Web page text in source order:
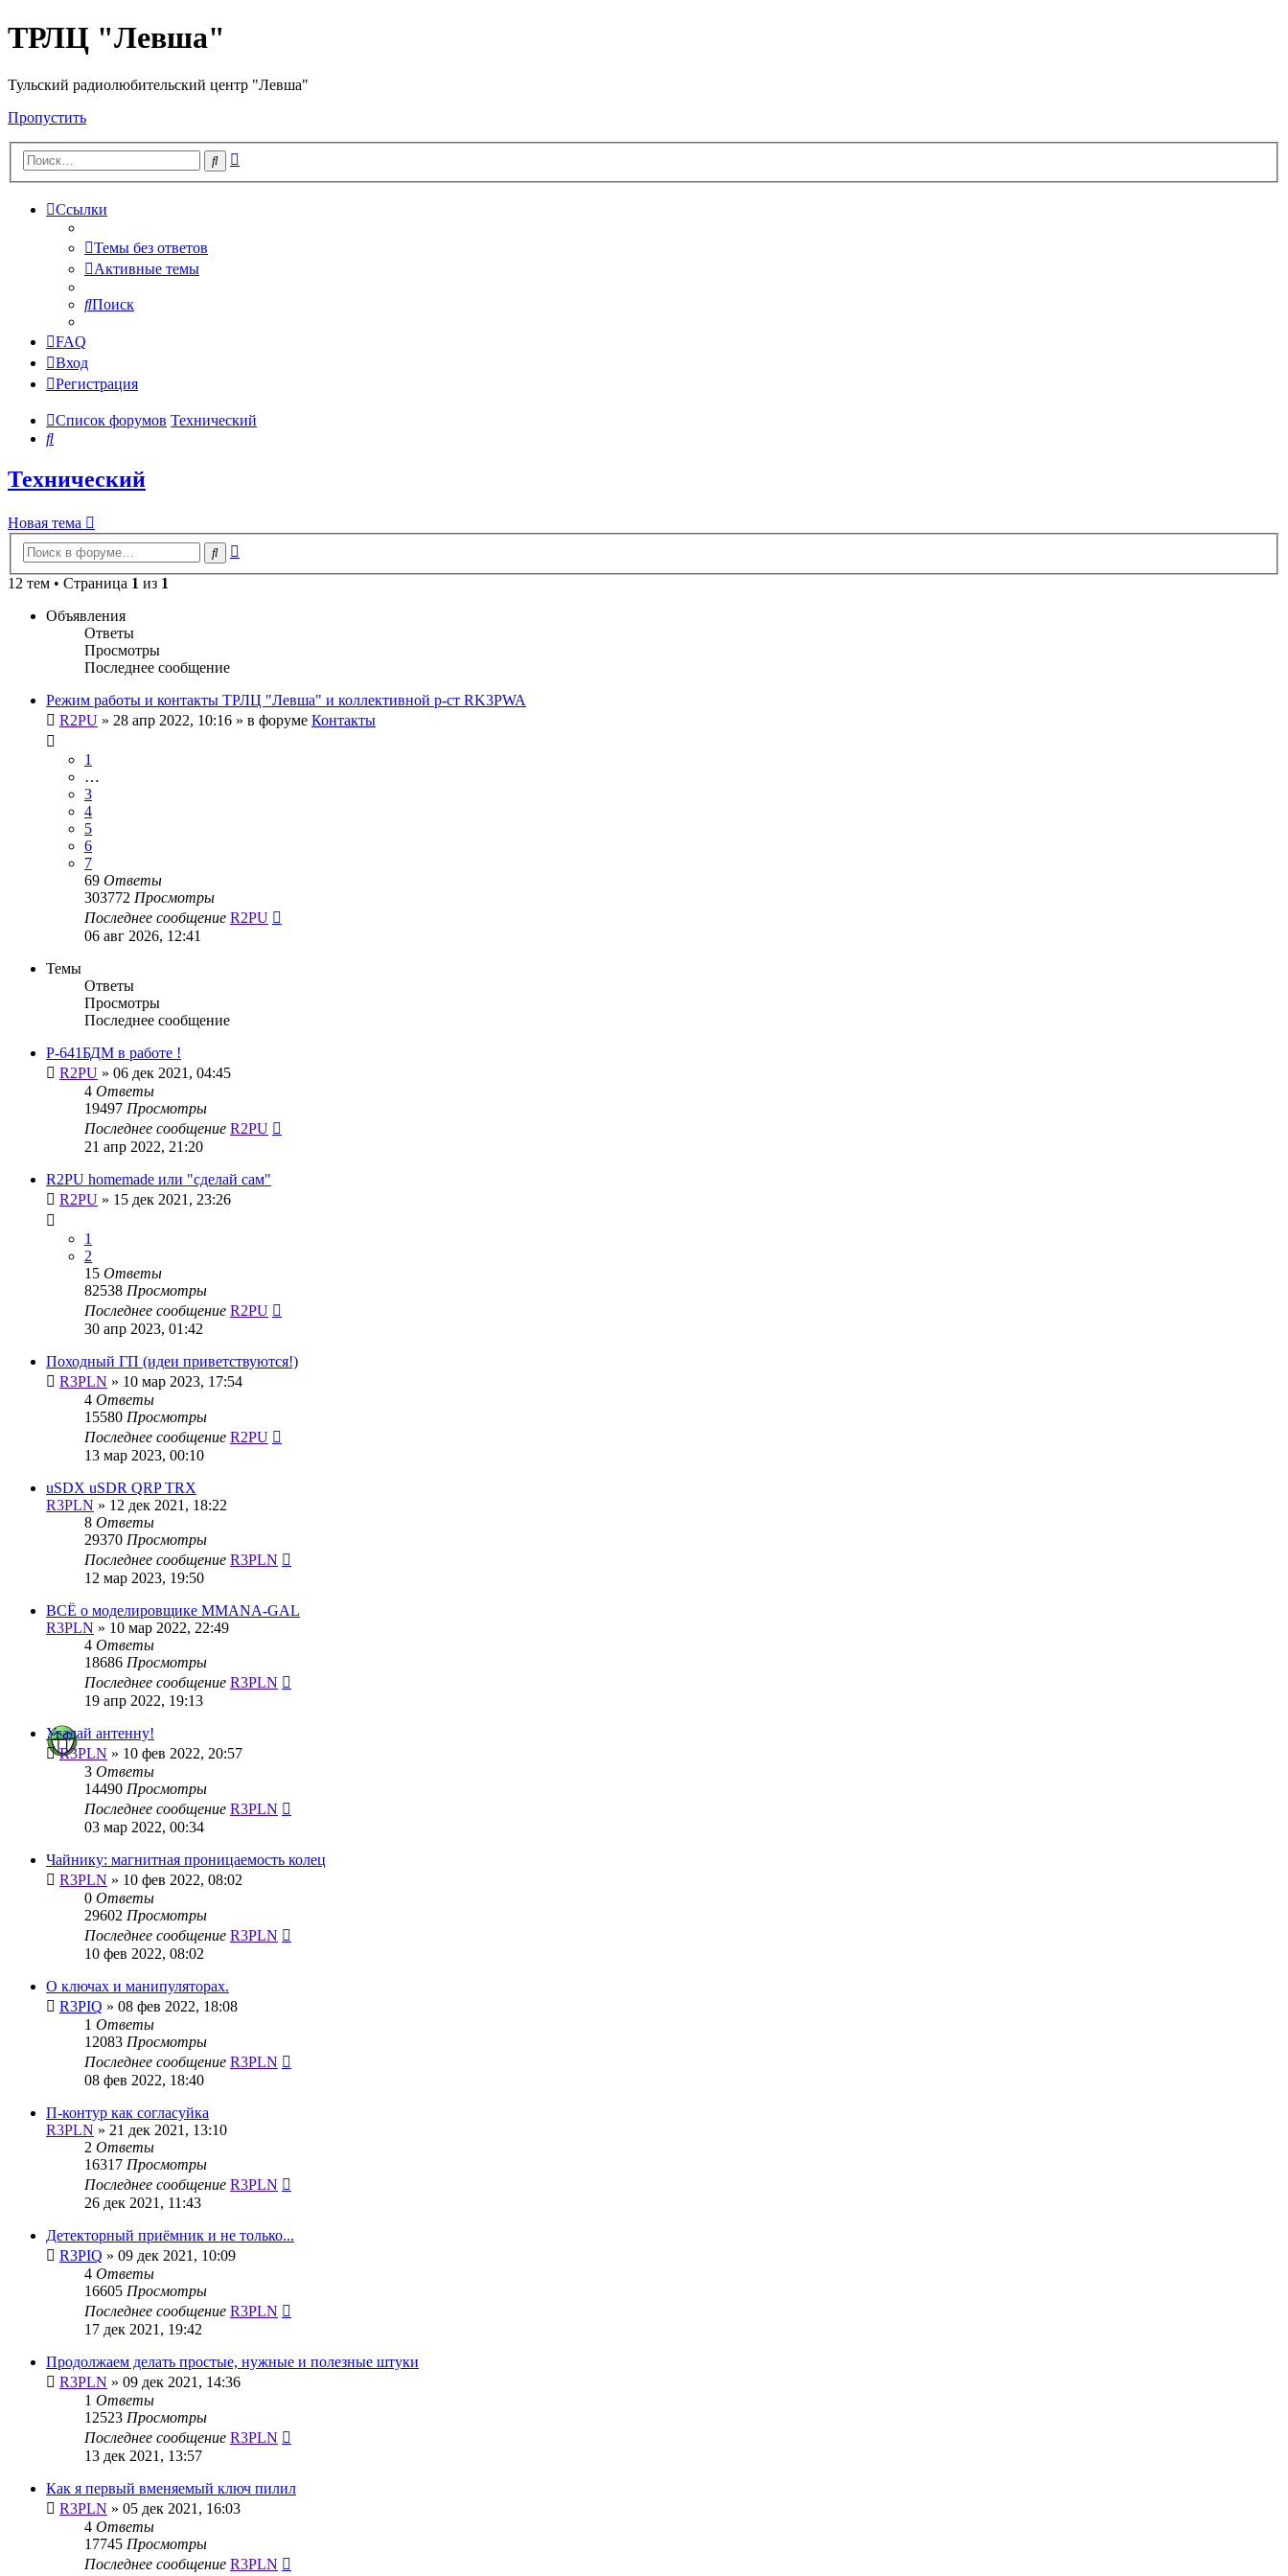
ТРЛЦ "Левша"
Тульский радиолюбительский центр "Левша"
Пропустить
Поиск
Ссылки
Темы без ответов
Активные темы
Поиск
FAQ
Вход
Регистрация
Список форумов Технический
Поиск
Технический
Новая тема
Поиск
12 тем • Страница 1 из 1
Объявления
Ответы
Просмотры
Последнее сообщение
Режим работы и контакты ТРЛЦ "Левша" и коллективной р-ст RK3PWA
R2PU » 28 апр 2022, 10:16 » в форуме Контакты
1
…
3
4
5
6
7
69 Ответы
303772 Просмотры
Последнее сообщение R2PU
06 авг 2026, 12:41
Темы
Ответы
Просмотры
Последнее сообщение
Р-641БДМ в работе !
R2PU » 06 дек 2021, 04:45
4 Ответы
19497 Просмотры
Последнее сообщение R2PU
21 апр 2022, 21:20
R2PU homemade или "сделай сам"
R2PU » 15 дек 2021, 23:26
1
2
15 Ответы
82538 Просмотры
Последнее сообщение R2PU
30 апр 2023, 01:42
Походный ГП (идеи приветствуются!)
R3PLN » 10 мар 2023, 17:54
4 Ответы
15580 Просмотры
Последнее сообщение R2PU
13 мар 2023, 00:10
uSDX uSDR QRP TRX
R3PLN » 12 дек 2021, 18:22
8 Ответы
29370 Просмотры
Последнее сообщение R3PLN
12 мар 2023, 19:50
ВСЁ о моделировщике MMANA-GAL
R3PLN » 10 мар 2022, 22:49
4 Ответы
18686 Просмотры
Последнее сообщение R3PLN
19 апр 2022, 19:13
Угадай антенну!
R3PLN » 10 фев 2022, 20:57
3 Ответы
14490 Просмотры
Последнее сообщение R3PLN
03 мар 2022, 00:34
Чайнику: магнитная проницаемость колец
R3PLN » 10 фев 2022, 08:02
0 Ответы
29602 Просмотры
Последнее сообщение R3PLN
10 фев 2022, 08:02
О ключах и манипуляторах.
R3PIQ » 08 фев 2022, 18:08
1 Ответы
12083 Просмотры
Последнее сообщение R3PLN
08 фев 2022, 18:40
П-контур как согласуйка
R3PLN » 21 дек 2021, 13:10
2 Ответы
16317 Просмотры
Последнее сообщение R3PLN
26 дек 2021, 11:43
Детекторный приёмник и не только...
R3PIQ » 09 дек 2021, 10:09
4 Ответы
16605 Просмотры
Последнее сообщение R3PLN
17 дек 2021, 19:42
Продолжаем делать простые, нужные и полезные штуки
R3PLN » 09 дек 2021, 14:36
1 Ответы
12523 Просмотры
Последнее сообщение R3PLN
13 дек 2021, 13:57
Как я первый вменяемый ключ пилил
R3PLN » 05 дек 2021, 16:03
4 Ответы
17745 Просмотры
Последнее сообщение R3PLN